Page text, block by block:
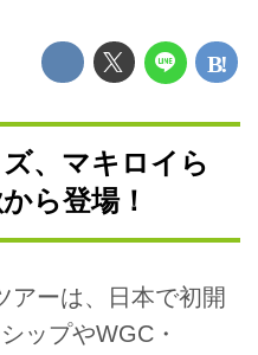
、マキロイら
ら登場！
アーは、日本で初開
ップやWGC・